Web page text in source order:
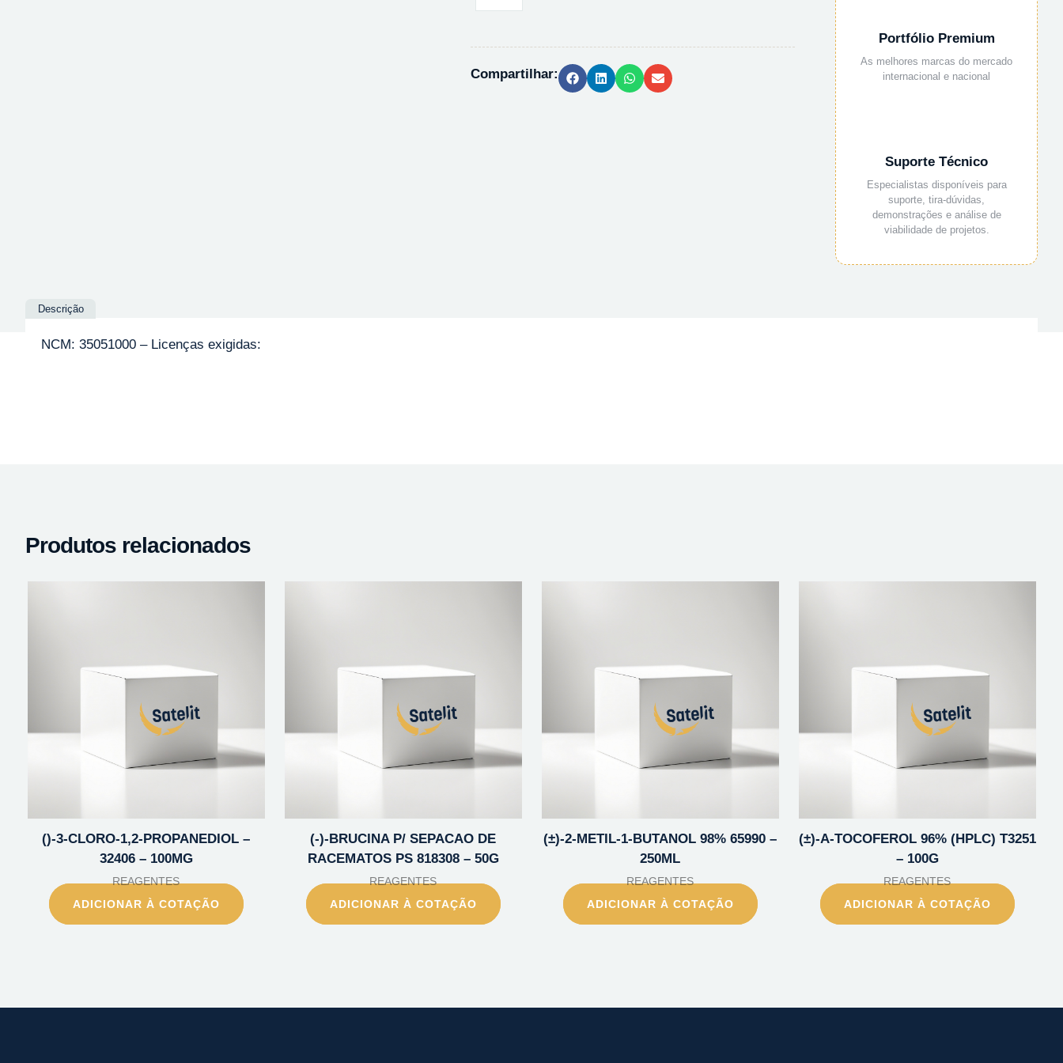
AMIDO
1%
-
Compartilhar:
Portfólio Premium
As melhores marcas do mercado
internacional e nacional
Suporte Técnico
Especialistas disponíveis para
suporte, tira-dúvidas,
demonstrações e análise de
viabilidade de projetos.
Descrição
NCM: 35051000 – Licenças exigidas:
Produtos relacionados
()-3-CLORO-1,2-PROPANEDIOL –
32406 – 100MG
REAGENTES
ADICIONAR À COTAÇÃO
(-)-BRUCINA P/ SEPACAO DE
RACEMATOS PS 818308 – 50G
REAGENTES
ADICIONAR À COTAÇÃO
(±)-2-METIL-1-BUTANOL 98% 65990 –
250ML
REAGENTES
ADICIONAR À COTAÇÃO
(±)-A-TOCOFEROL 96% (HPLC) T3251
– 100G
REAGENTES
ADICIONAR À COTAÇÃO